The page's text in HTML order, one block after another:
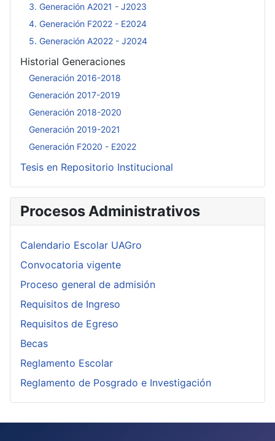
3. Generación A2021 - J2023
4. Generación F2022 - E2024
5. Generación A2022 - J2024
Historial Generaciones
Generación 2016-2018
Generación 2017-2019
Generación 2018-2020
Generación 2019-2021
Generación F2020 - E2022
Tesis en Repositorio Institucional
Procesos Administrativos
Calendario Escolar UAGro
Convocatoria vigente
Proceso general de admisión
Requisitos de Ingreso
Requisitos de Egreso
Becas
Reglamento Escolar
Reglamento de Posgrado e Investigación